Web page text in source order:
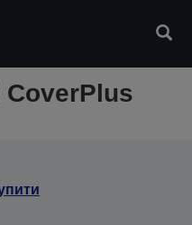
CoverPlus